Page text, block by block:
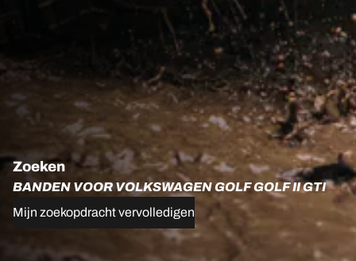
Zoeken
BANDEN VOOR VOLKSWAGEN GOLF GOLF II GTI
Mijn zoekopdracht vervolledigen